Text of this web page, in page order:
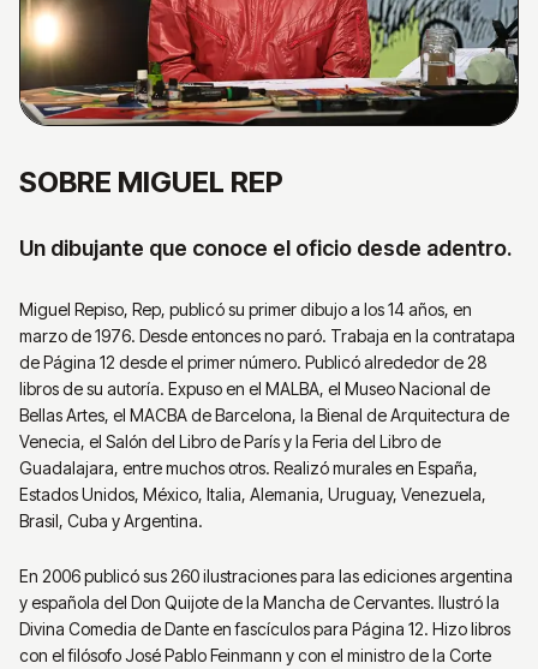
SOBRE MIGUEL REP
Un dibujante que conoce el oficio desde adentro.
Miguel Repiso, Rep, publicó su primer dibujo a los 14 años, en
marzo de 1976. Desde entonces no paró. Trabaja en la contratapa
de Página 12 desde el primer número. Publicó alrededor de 28
libros de su autoría. Expuso en el MALBA, el Museo Nacional de
Bellas Artes, el MACBA de Barcelona, la Bienal de Arquitectura de
Venecia, el Salón del Libro de París y la Feria del Libro de
Guadalajara, entre muchos otros. Realizó murales en España,
Estados Unidos, México, Italia, Alemania, Uruguay, Venezuela,
Brasil, Cuba y Argentina.
En 2006 publicó sus 260 ilustraciones para las ediciones argentina
y española del Don Quijote de la Mancha de Cervantes. Ilustró la
Divina Comedia de Dante en fascículos para Página 12. Hizo libros
con el filósofo José Pablo Feinmann y con el ministro de la Corte